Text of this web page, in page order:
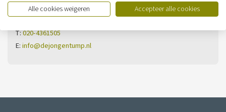
De Noord 13
T:020-4361505
E:info@dejongentump.nl
Alle cookies weigeren
Accepteer alle cookies